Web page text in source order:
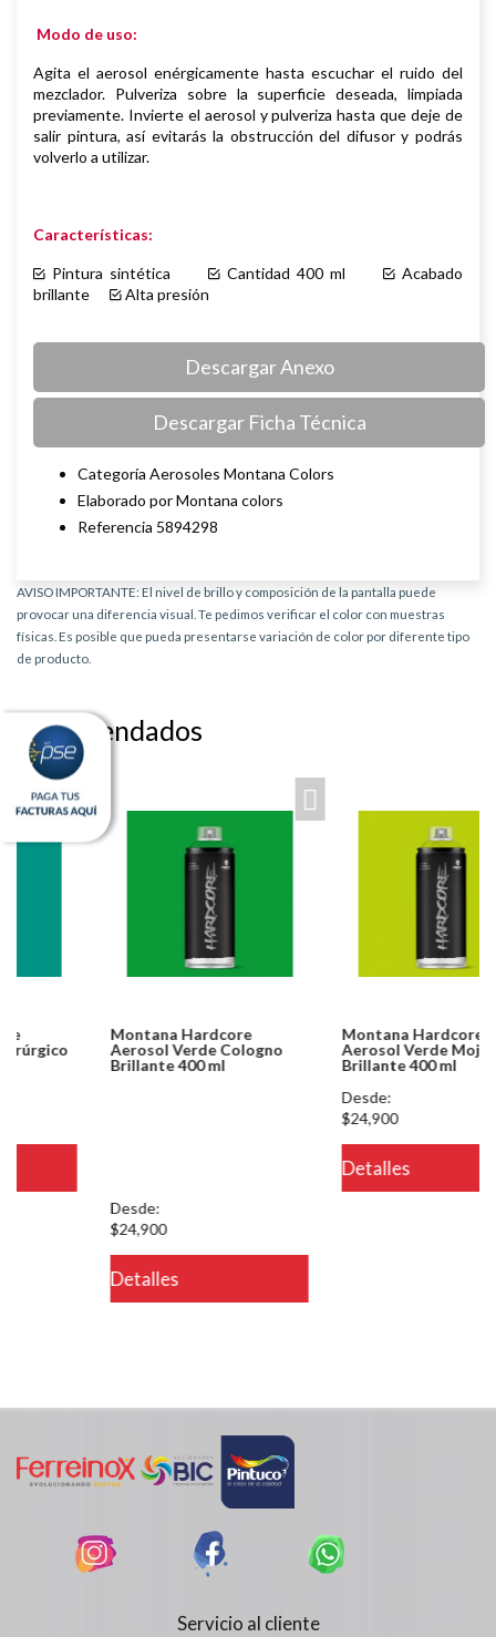
Modo de uso:
Agita el aerosol enérgicamente hasta escuchar el ruido del
mezclador. Pulveriza sobre la superficie deseada, limpiada
previamente. Invierte el aerosol y pulveriza hasta que deje de
salir pintura, así evitarás la obstrucción del difusor y podrás
volverlo a utilizar.
Características:
Pintura sintética Cantidad 400 ml
Acabado
brillante
Alta presión
Descargar Anexo
Descargar Ficha Técnica
Categoría Aerosoles Montana Colors
Elaborado por Montana colors
Referencia 5894298
AVISO IMPORTANTE: El nivel de brillo y composición de la pantalla puede
provocar una diferencia visual. Te pedimos verificar el color con muestras
físicas. Es posible que pueda presentarse variación de color por diferente tipo
de producto.
Recomendados
Montana Hardcore
Aerosol Verde Cologno
Brillante 400 ml
/PageGearCloud/www/html/es/dominios/ferreinox.pagegear.co/
Montana Hardcore
Aerosol Verde Mojito
Brillante 400 ml
Servicio al cliente